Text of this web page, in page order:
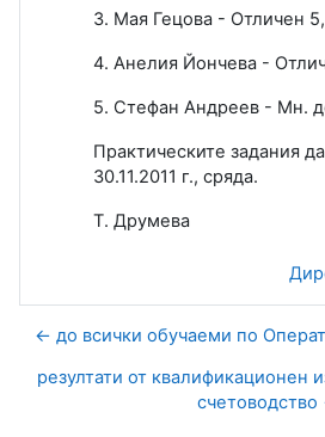
3. Мая Гецова - Отличен
4. Анелия Йончева -
5. Стефан Андреев - Мн.
Практическите задания
30.11.2011 г., сряда.
Т. Друмева
← до всички обучаеми по
резултати от квалификационен